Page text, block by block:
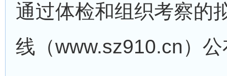
通过体检和组织考察的
线（www.sz910.cn）